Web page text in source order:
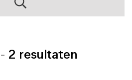
2 resultaten